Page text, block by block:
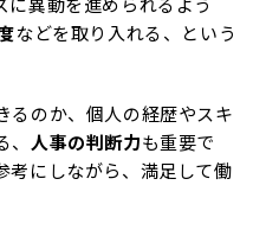
などを取り入れる、という
るのか、個人の経歴やスキ
人事の判断力も重要で
考にしながら、満足して働